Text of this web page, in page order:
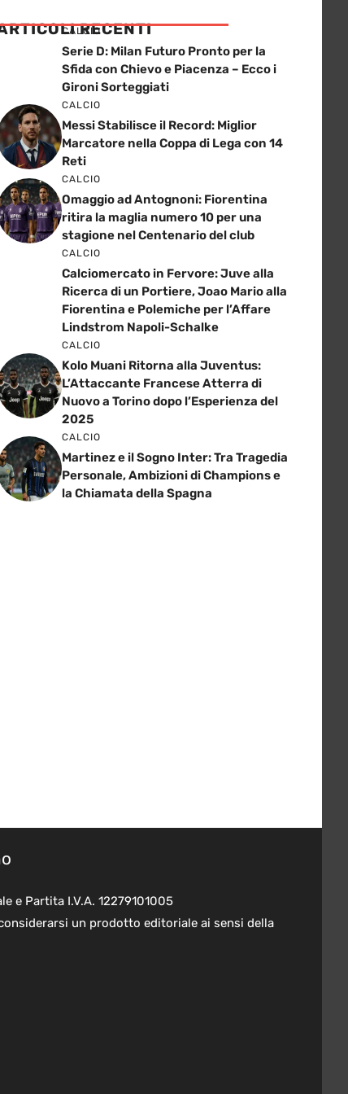
RECENTI
CALCIO
Serie D: Milan Futuro Pronto per la
Sfida con Chievo e Piacenza – Ecco i
Gironi Sorteggiati
CALCIO
Messi Stabilisce il Record: Miglior
Marcatore nella Coppa di Lega con 14
Reti
CALCIO
Omaggio ad Antognoni: Fiorentina
ritira la maglia numero 10 per una
stagione nel Centenario del club
CALCIO
Calciomercato in Fervore: Juve alla
Ricerca di un Portiere, Joao Mario alla
Fiorentina e Polemiche per l’Affare
Lindstrom Napoli-Schalke
CALCIO
Kolo Muani Ritorna alla Juventus:
L’Attaccante Francese Atterra di
Nuovo a Torino dopo l’Esperienza del
2025
CALCIO
Martinez e il Sogno Inter: Tra Tragedia
Personale, Ambizioni di Champions e
la Chiamata della Spagna
e Partita I.V.A. 12279101005
un prodotto editoriale ai sensi della